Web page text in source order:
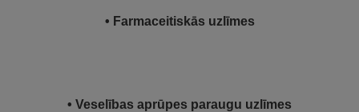
• Farmaceitiskās uzlīmes
• Veselības aprūpes paraugu uzlīmes